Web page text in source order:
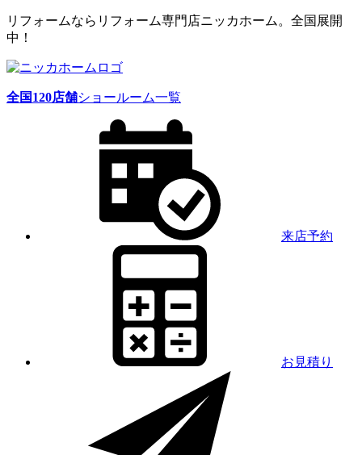
リフォームならリフォーム専門店ニッカホーム。全国展開
中！
全国120店舗ショールーム一覧
来店予約
お見積り